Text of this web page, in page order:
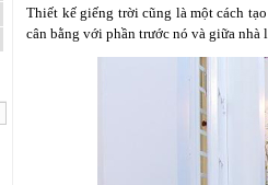
Thiết kế giếng trời cũng là một cách
cân bằng với phần trước nó và giữa